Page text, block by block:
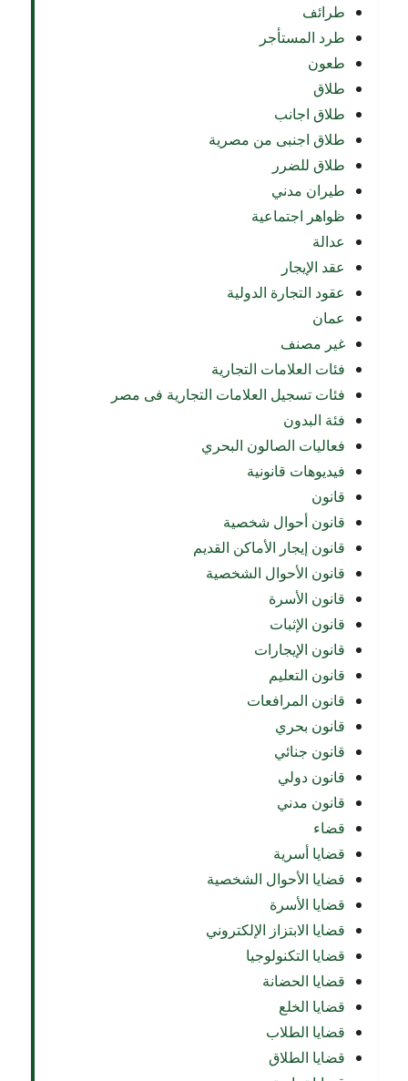
طرائف
طرد المستأجر
طعون
طلاق
طلاق اجانب
طلاق اجنبى من مصرية
طلاق للضرر
طيران مدني
ظواهر اجتماعية
عدالة
عقد الإيجار
عقود التجارة الدولية
عمان
غير مصنف
فئات العلامات التجارية
فئات تسجيل العلامات التجارية فى مصر
فئة البدون
فعاليات الصالون البحري
فيديوهات قانونية
قانون
قانون أحوال شخصية
قانون إيجار الأماكن القديم
قانون الأحوال الشخصية
قانون الأسرة
قانون الإثبات
قانون الإيجارات
قانون التعليم
قانون المرافعات
قانون بحري
قانون جنائي
قانون دولي
قانون مدني
قضاء
قضايا أسرية
قضايا الأحوال الشخصية
قضايا الأسرة
قضايا الابتزاز الإلكتروني
قضايا التكنولوجيا
قضايا الحضانة
قضايا الخلع
قضايا الطلاب
قضايا الطلاق